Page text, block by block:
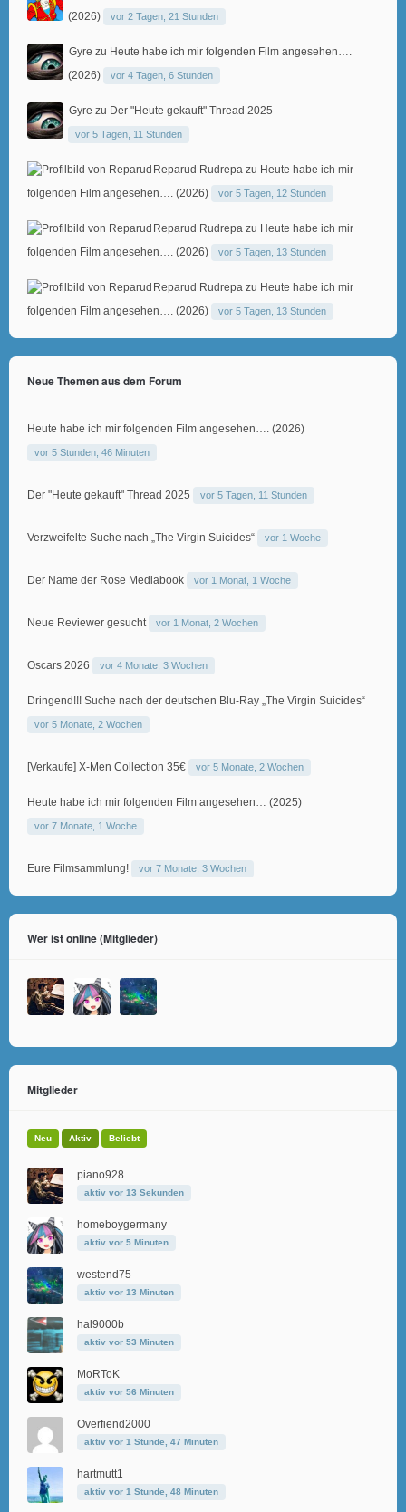
(2026)
vor 2 Tagen, 21 Stunden
Gyre zu Heute habe ich mir folgenden Film angesehen….
(2026)
vor 4 Tagen, 6 Stunden
Gyre zu Der "Heute gekauft" Thread 2025
vor 5 Tagen, 11 Stunden
Reparud Rudrepa zu Heute habe ich mir
folgenden Film angesehen…. (2026)
vor 5 Tagen, 12 Stunden
Reparud Rudrepa zu Heute habe ich mir
folgenden Film angesehen…. (2026)
vor 5 Tagen, 13 Stunden
Reparud Rudrepa zu Heute habe ich mir
folgenden Film angesehen…. (2026)
vor 5 Tagen, 13 Stunden
Neue Themen aus dem Forum
Heute habe ich mir folgenden Film angesehen…. (2026)
vor 5 Stunden, 46 Minuten
Der "Heute gekauft" Thread 2025 vor 5 Tagen, 11 Stunden
Verzweifelte Suche nach „The Virgin Suicides“ vor 1 Woche
Der Name der Rose Mediabook vor 1 Monat, 1 Woche
Neue Reviewer gesucht vor 1 Monat, 2 Wochen
Oscars 2026 vor 4 Monate, 3 Wochen
Dringend!!! Suche nach der deutschen Blu-Ray „The Virgin Suicides“
vor 5 Monate, 2 Wochen
[Verkaufe] X-Men Collection 35€ vor 5 Monate, 2 Wochen
Heute habe ich mir folgenden Film angesehen… (2025)
vor 7 Monate, 1 Woche
Eure Filmsammlung! vor 7 Monate, 3 Wochen
Wer ist online (Mitglieder)
Mitglieder
Neu Aktiv Beliebt
piano928
aktiv vor 13 Sekunden
homeboygermany
aktiv vor 5 Minuten
westend75
aktiv vor 13 Minuten
hal9000b
aktiv vor 53 Minuten
MoRToK
aktiv vor 56 Minuten
Overfiend2000
aktiv vor 1 Stunde, 47 Minuten
hartmutt1
aktiv vor 1 Stunde, 48 Minuten